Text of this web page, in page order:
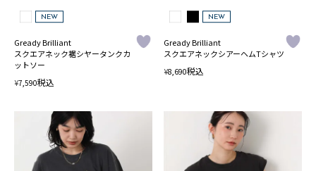
NEW
Gready Brilliant
スクエアネック裾シヤータンクカ
ットソー
¥7,590税込
NEW
Gready Brilliant
スクエアネックシアーヘムTシャツ
¥8,690税込